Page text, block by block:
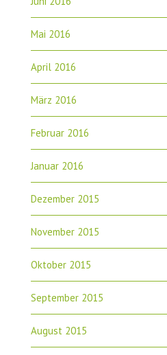
Mai 2016
April 2016
März 2016
Februar 2016
Januar 2016
Dezember 2015
November 2015
Oktober 2015
September 2015
August 2015